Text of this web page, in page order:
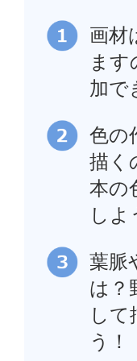
画材
ます
加で
色の
描く
本の
しよ
葉脈
は？
して
う！